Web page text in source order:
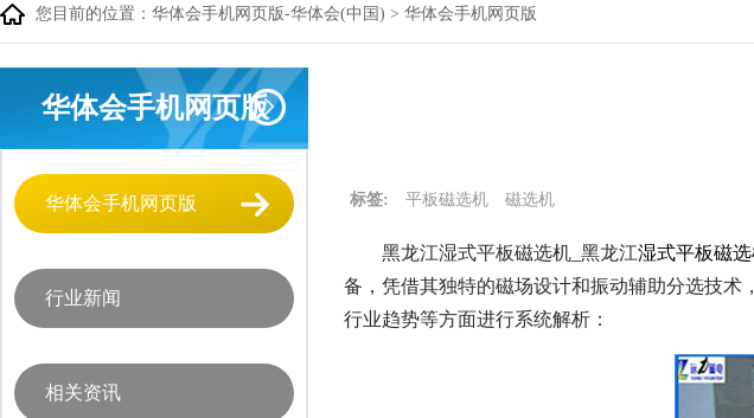
您目前的位置： 华体会手机网页版-华体会(中国) > 华体会手机网页版
华体会手机网页版
华体会手机网页版
行业新闻
相关资讯
标签: 平板磁选机 磁选机
黑龙江湿式平板磁选机_黑龙江湿式平板磁
备，凭借其独特的磁场设计和振动辅助分选技术
行业趋势等方面进行系统解析：